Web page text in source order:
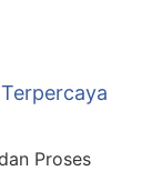
Proses